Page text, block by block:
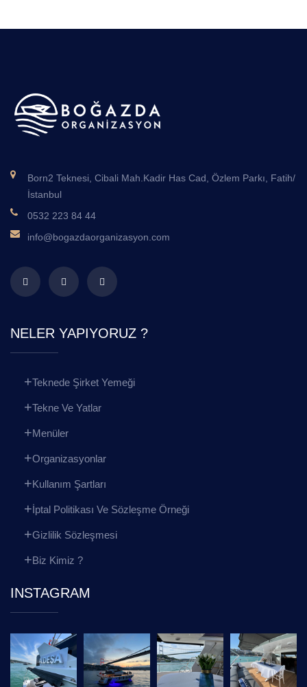
Born2 Teknesi, Cibali Mah.Kadir Has Cad, Özlem Parkı, Fatih/
İstanbul
0532 223 84 44
info@bogazdaorganizasyon.com
NELER YAPIYORUZ ?
Teknede Şirket Yemeği
Tekne Ve Yatlar
Menüler
Organizasyonlar
Kullanım Şartları
İptal Politikası Ve Sözleşme Örneği
Gizlilik Sözleşmesi
Biz Kimiz ?
INSTAGRAM